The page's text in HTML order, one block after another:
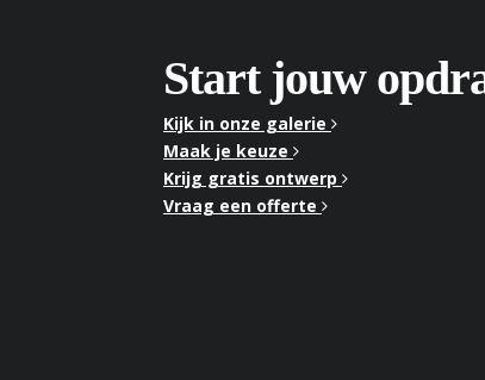
Start jouw
Kijk in onze galerie
Maak je keuze
Krijg gratis ontwerp
Vraag een offerte